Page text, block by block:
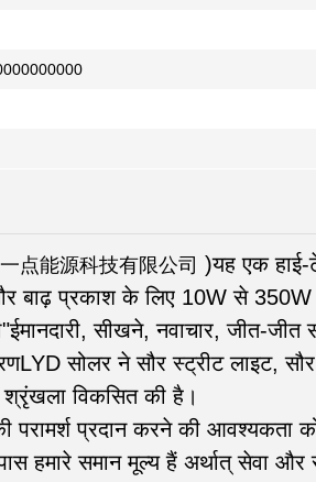
点能源科技有限公司 )यह एक हाई-
बाढ़ प्रकाश के लिए 10W से
सीखने, नवाचार, जीत-जीत
सोलर ने सौर स्ट्रीट लाइट,
विकसित की है।
परामर्श प्रदान करने की आवश्यकता
समान मूल्य हैं अर्थात् सेवा और